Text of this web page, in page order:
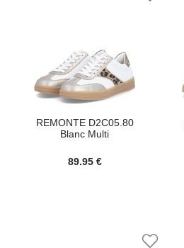
REMONTE D2C05.80
Blanc Multi
89.95 €